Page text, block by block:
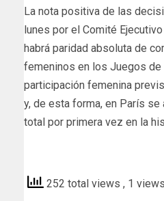
La nota positiva de las
lunes por el Comité
habrá paridad absoluta de
femeninos en los Juegos de
participación femenina
y, de esta forma, en París se
total por primera vez en la
252 total views , 1